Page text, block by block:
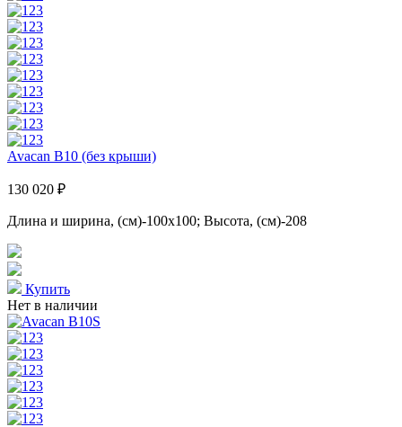
Avacan B10 (без крыши)
130 020 ₽
Длина и ширина, (см)-100x100; Высота, (см)-208
Купить
Нет в наличии